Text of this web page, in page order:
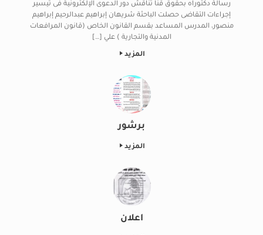
رسالة دكتوراه بحقوق قنا تناقش دور الدعوى الإلكترونية فى تيسير
إجراءات التقاضى حصلت الباحثة شريهان إبراهيم عبدالرحيم إبراهيم
منصور، المدرس المساعد بقسم القانون الخاص (قانون المرافعات
المدنية والتجارية ) علي […]
المزيد
برشور
المزيد
اعلان